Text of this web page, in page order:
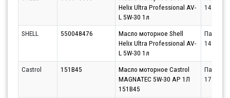
Helix Ultra Professional AV-
L 5W-30 1л
SHELL 550048476
Масло моторное Shell
Helix Ultra Professional AV-
L 5W-30 1л
Партнёр
Castrol 151B45
Масло моторное Castrol
MAGNATEC 5W-30 AP 1Л
151B45
Партнёр